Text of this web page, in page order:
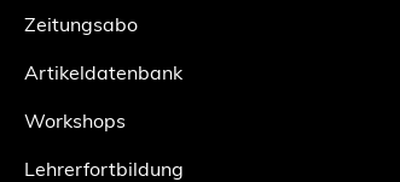
Zeitungsabo
Artikeldatenbank
Workshops
Lehrerfortbildung